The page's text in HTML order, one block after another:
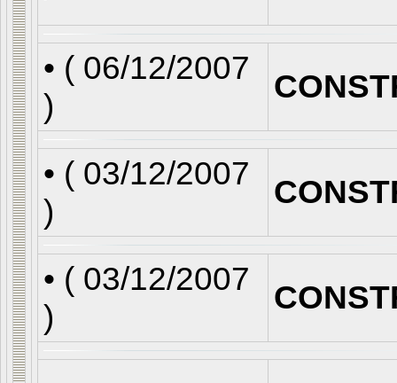
• ( 06/12/2007
)
• ( 03/12/2007
)
• ( 03/12/2007
)